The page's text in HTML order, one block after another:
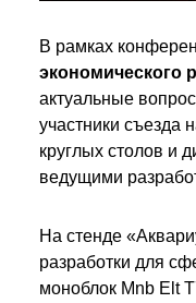
В рамках
экономического
актуальные
участники съезда
круглых столов и
ведущими
На стенде
разработки для
моноблок Mnb Elt